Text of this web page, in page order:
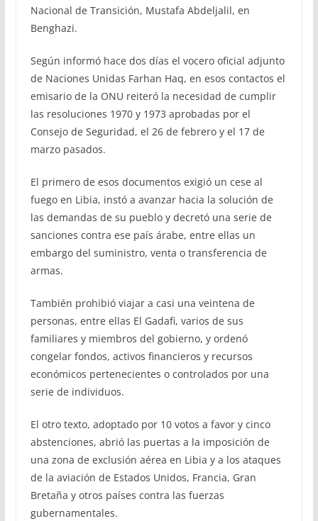
Nacional de Transición, Mustafa Abdeljalil, en
Benghazi.
Según informó hace dos días el vocero oficial adjunto
de Naciones Unidas Farhan Haq, en esos contactos el
emisario de la ONU reiteró la necesidad de cumplir
las resoluciones 1970 y 1973 aprobadas por el
Consejo de Seguridad, el 26 de febrero y el 17 de
marzo pasados.
El primero de esos documentos exigió un cese al
fuego en Libia, instó a avanzar hacia la solución de
las demandas de su pueblo y decretó una serie de
sanciones contra ese país árabe, entre ellas un
embargo del suministro, venta o transferencia de
armas.
También prohibió viajar a casi una veintena de
personas, entre ellas El Gadafi, varios de sus
familiares y miembros del gobierno, y ordenó
congelar fondos, activos financieros y recursos
económicos pertenecientes o controlados por una
serie de individuos.
El otro texto, adoptado por 10 votos a favor y cinco
abstenciones, abrió las puertas a la imposición de
una zona de exclusión aérea en Libia y a los ataques
de la aviación de Estados Unidos, Francia, Gran
Bretaña y otros países contra las fuerzas
gubernamentales.